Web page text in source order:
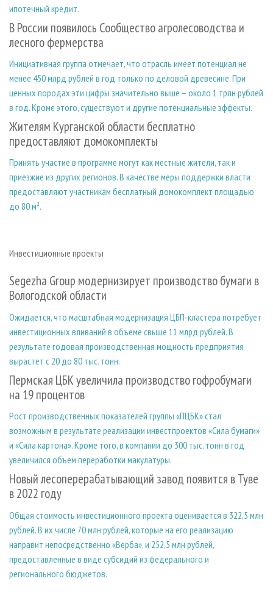
ипотечный кредит.
В России появилось Сообщество агролесоводства и
лесного фермерства
Инициативная группа отмечает, что отрасль имеет потенциал не
менее 450 млрд рублей в год только по деловой древесине. При
ценных породах эти цифры значительно выше – около 1 трлн рублей
в год. Кроме этого, существуют и другие потенциальные эффекты.
Жителям Курганской области бесплатно
предоставляют домокомплекты
Принять участие в программе могут как местные жители, так и
приезжие из других регионов. В качестве меры поддержки власти
предоставляют участникам бесплатный домокомплект площадью
до 80 м².
Инвестиционные проекты
Segezha Group модернизирует производство бумаги в
Вологодской области
Ожидается, что масштабная модернизация ЦБП-кластера потребует
инвестиционных вливаний в объеме свыше 11 млрд рублей. В
результате годовая производственная мощность предприятия
вырастет с 20 до 80 тыс. тонн.
Пермская ЦБК увеличила производство гофробумаги
на 19 процентов
Рост производственных показателей группы «ПЦБК» стал
возможным в результате реализации инвестпроектов «Сила бумаги»
и «Сила картона». Кроме того, в компании до 300 тыс. тонн в год
увеличился объем переработки макулатуры.
Новый лесоперерабатывающий завод появится в Туве
в 2022 году
Общая стоимость инвестиционного проекта оценивается в 322,5 млн
рублей. В их числе 70 млн рублей, которые на его реализацию
направит непосредственно «Верба», и 252,5 млн рублей,
предоставленные в виде субсидий из федерального и
регионального бюджетов.